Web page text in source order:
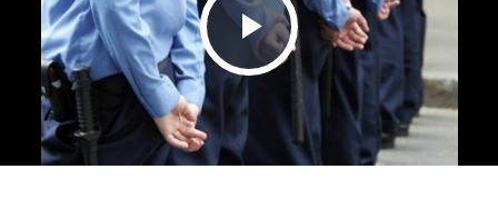
Play Video